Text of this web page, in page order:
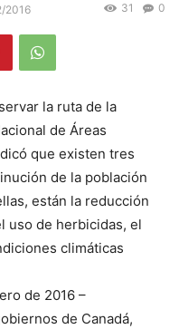
2016 0
31
la ruta de la
de Áreas
que existen tres
de la población
están la reducción
uso de herbicidas, el
climáticas
de 2016 –
de Canadá,